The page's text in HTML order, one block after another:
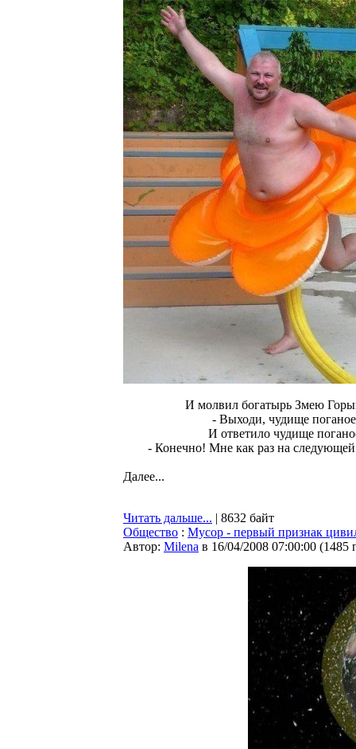
И молвил богатырь Змею
- Выходи, чудище
И ответило чудище
- Конечно! Мне как раз на
Далее...
Читать дальше... | 8632 байт
Общество : Мусор - первый признак
Автор: Milena в 16/04/2008 07:00:00 (1485